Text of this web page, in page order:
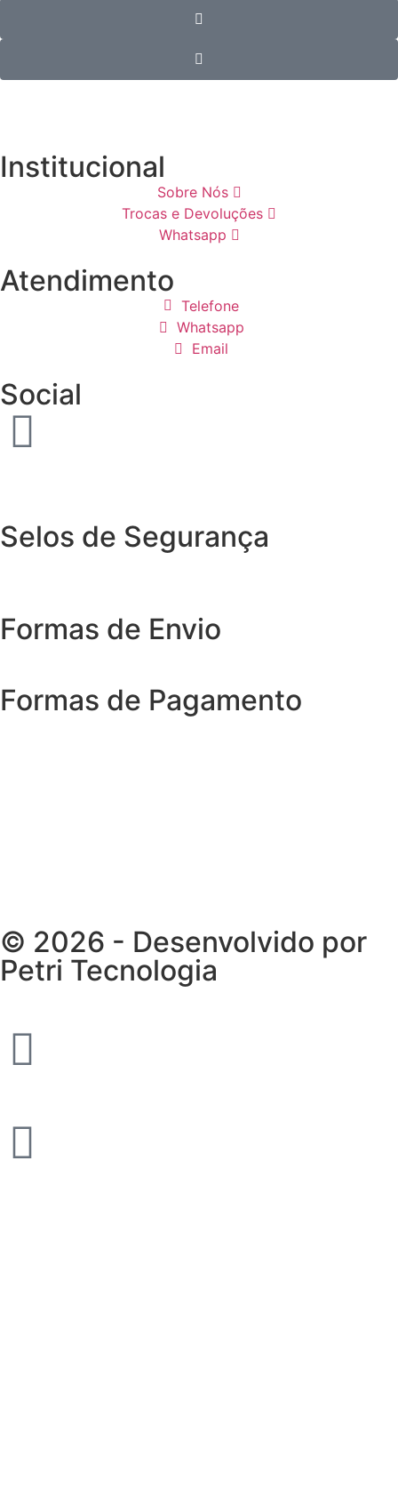
Institucional
Sobre Nós
Trocas e Devoluções
Whatsapp
Atendimento
Telefone
Whatsapp
Email
Social
Selos de Segurança
Formas de Envio
Formas de Pagamento
© 2026 - Desenvolvido por
Petri Tecnologia